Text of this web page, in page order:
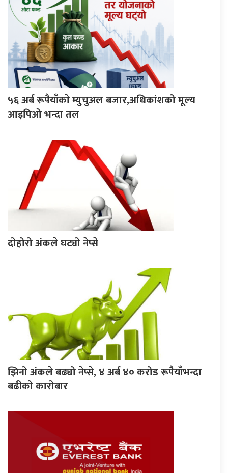
५६ अर्ब रूपैयाँकाे म्युचुअल बजार,अधिकांशको मूल्य
आइपिओ भन्दा तल
दोहोरो अंकले घट्यो नेप्से
झिनो अंकले बढ्यो नेप्से, ४ अर्ब ४० करोड रूपैयाँभन्दा
बढीको कारोबार